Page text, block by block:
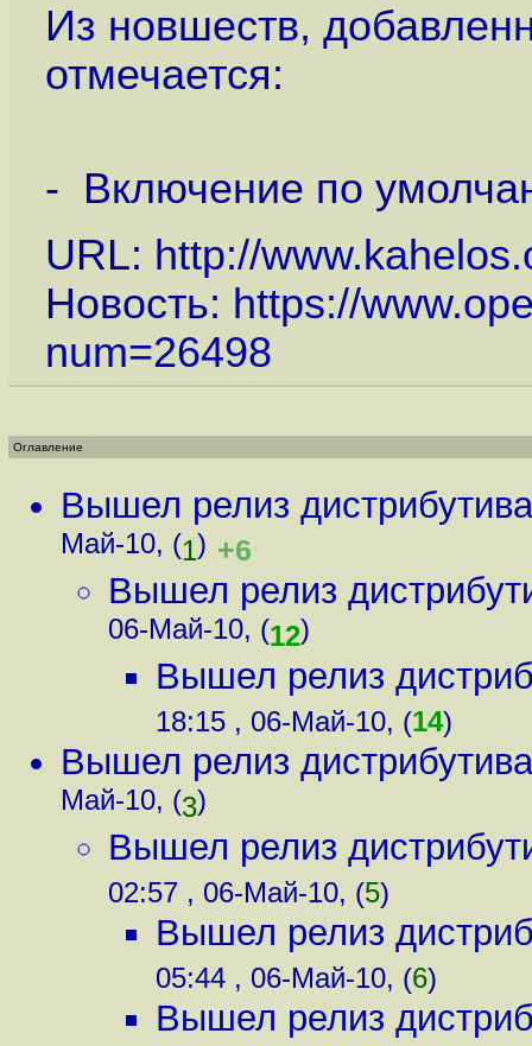
Из новшеств,
отмечается:
- Включение по
URL: http://
Новость: https://
num=26498
Оглавление
Вышел релиз
Май-10, (1) +6
Вышел релиз
06-Май-10, (12)
Вышел релиз
18:15 , 06-Май-10, (14)
Вышел релиз
Май-10, (3)
Вышел релиз
02:57 , 06-Май-10, (5)
Вышел релиз
05:44 , 06-Май-10, (6)
Вышел релиз